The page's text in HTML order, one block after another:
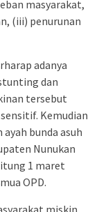
masyarakat,
(iii) penurunan
adanya
dan
tersebut
Kemudian
bunda asuh
Nunukan
1 maret
OPD.
miskin